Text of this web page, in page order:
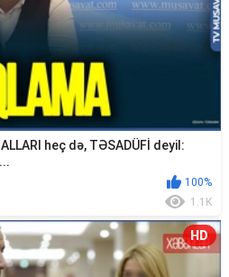
heç də, TƏSADÜFİ deyil:
100%
1.1K
HD